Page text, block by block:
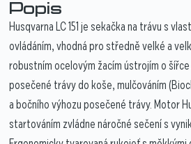
Popis
Husqvarna LC 151 je sekačka na trávu s
ovládáním, vhodná pro středně velké a
robustním ocelovým žacím ústrojím o
posečené trávy do koše, mulčováním
a bočního výhozu posečené trávy. Motor
startováním zvládne náročné sečení s